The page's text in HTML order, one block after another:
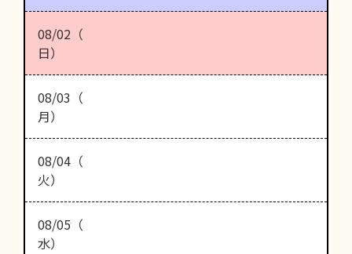
08/02（
日）
08/03（
月）
08/04（
火）
08/05（
水）